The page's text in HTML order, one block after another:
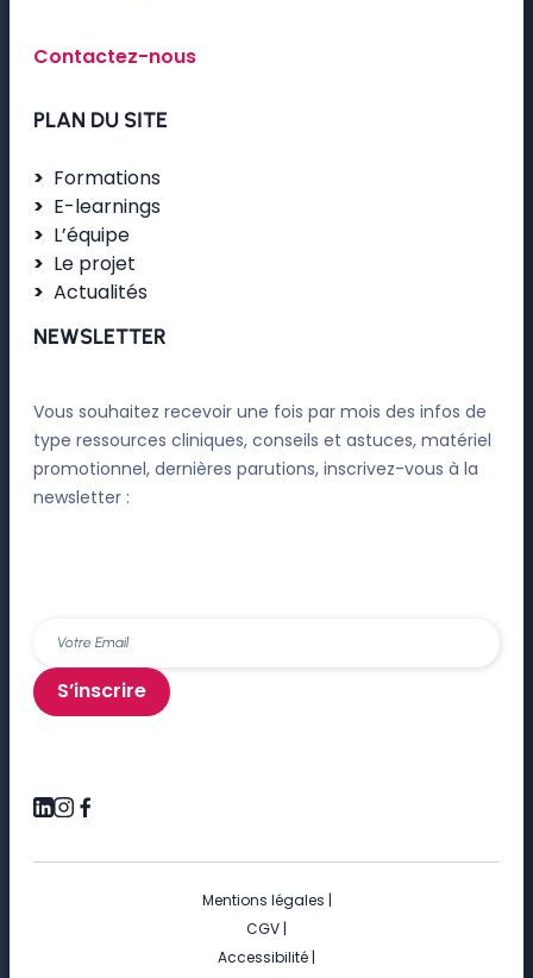
Contactez-nous
PLAN DU SITE
Formations
E-learnings
L’équipe
Le projet
Actualités
NEWSLETTER
Vous souhaitez recevoir une fois par mois des infos de
type ressources cliniques, conseils et astuces, matériel
promotionnel, dernières parutions, inscrivez-vous à la
newsletter :
S’inscrire
Mentions légales |
CGV |
Accessibilité |